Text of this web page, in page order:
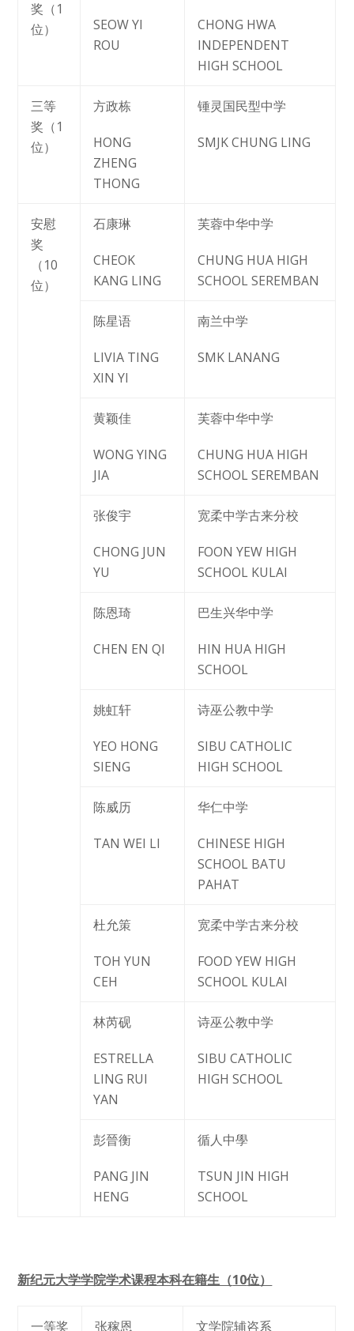
奖（1
位）
SEOW YI
ROU
CHONG HWA
INDEPENDENT
HIGH SCHOOL
三等
奖（1
位）
方政栋
HONG
ZHENG
THONG
锺灵国民型中学
SMJK CHUNG LING
安慰
奖
（10
位）
石康琳
CHEOK
KANG LING
芙蓉中华中学
CHUNG HUA HIGH
SCHOOL SEREMBAN
陈星语
LIVIA TING
XIN YI
南兰中学
SMK LANANG
黄颖佳
WONG YING
JIA
芙蓉中华中学
CHUNG HUA HIGH
SCHOOL SEREMBAN
张俊宇
CHONG JUN
YU
宽柔中学古来分校
FOON YEW HIGH
SCHOOL KULAI
陈恩琦
CHEN EN QI
巴生兴华中学
HIN HUA HIGH
SCHOOL
姚虹轩
YEO HONG
SIENG
诗巫公教中学
SIBU CATHOLIC
HIGH SCHOOL
陈威历
TAN WEI LI
华仁中学
CHINESE HIGH
SCHOOL BATU
PAHAT
杜允策
TOH YUN
CEH
宽柔中学古来分校
FOOD YEW HIGH
SCHOOL KULAI
林芮砚
ESTRELLA
LING RUI
YAN
诗巫公教中学
SIBU CATHOLIC
HIGH SCHOOL
彭晉衡
PANG JIN
HENG
循人中學
TSUN JIN HIGH
SCHOOL
新纪元大学学院学术课程本科在籍生（10位）
一等奖 张稼恩 文学院辅咨系